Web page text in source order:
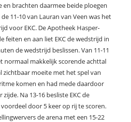
en brachten daarmee beide ploegen
11-10 van Lauran van Veen was het
voor EKC. De Apotheek Hasper-
feiten en aan liet EKC de wedstrijd in
de wedstrijd beslissen. Van 11-11
normaal makkelijk scorende achttal
zichtbaar moeite met het spel van
komen en had mede daardoor
Na 13-16 besliste EKC de
door 5 keer op rij te scoren.
de arena met een 15-22